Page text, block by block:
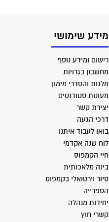
מידע שימושי
רישום ומידע נוסף
מחשבון בגרויות
מלגות והסדרי מימון
מעונות סטודנטים
יצירת קשר
דרכי הגעה
בואו לעבוד איתנו
לוח שנה אקדמי
חיי הקמפוס
בינה מלאכותית
סיור וירטואלי בקמפוס
הספרייה
יחידות מנהלה
קשרי חוץ